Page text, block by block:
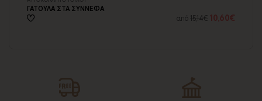
ΓΑΤΟΥΛΑ ΣΤΑ ΣΥΝΝΕΦΑ
από15,14€ 10,60€